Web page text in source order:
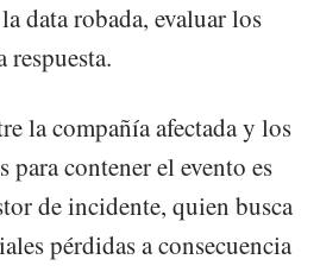
data robada, evaluar los
la compañía afectada y los
para contener el evento es
de incidente, quien busca
pérdidas a consecuencia